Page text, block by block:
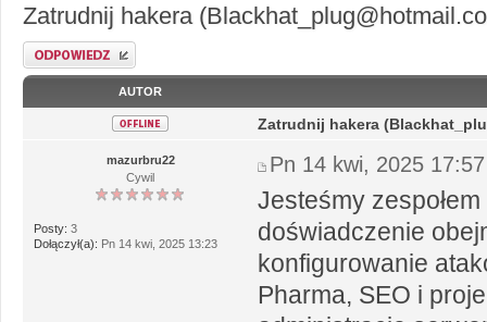
Zatrudnij hakera
Odpowiedz
AUTOR
mazurbru22
Cywil
Posty: 3
Dołączył(a): Pn 14 kwi, 2025 13:23
Zatrudnij hakera
Pn 14 kwi, 2025 17:57
Jesteśmy
doświadczenie
konfigurowanie
Pharma, SEO i